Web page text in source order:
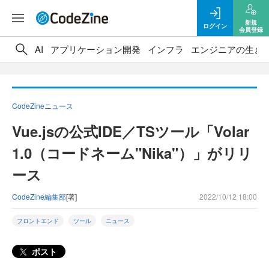
ログイン
新規
会員登録
AI アプリケーション開発 インフラ エンジニアの生き
CodeZineニュース
Vue.jsの公式IDE／TSツール「Volar
1.0（コードネーム"Nika"）」がリリ
ース
CodeZine編集部[著] 2022/10/12 18:00
フロントエンド ツール ニュース
ポスト